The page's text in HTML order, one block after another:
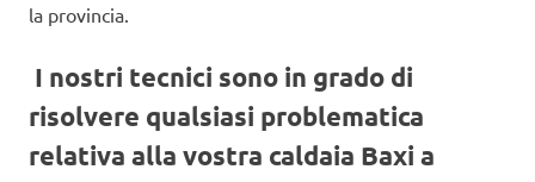
la provincia.
I nostri tecnici sono in grado di
risolvere qualsiasi problematica
relativa alla vostra caldaia Baxi a